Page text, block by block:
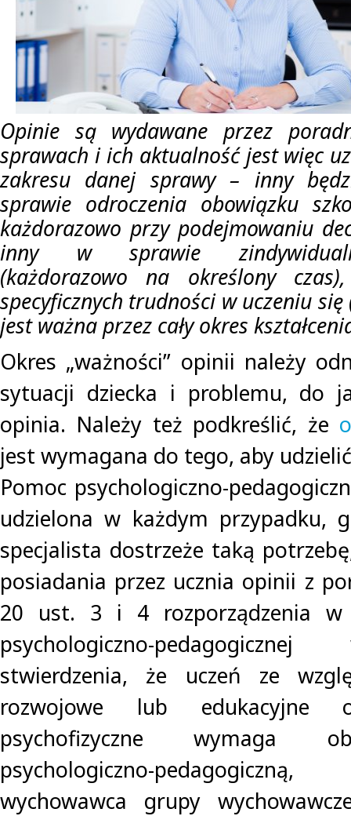
Opinie są wydawane przez
sprawach i ich aktualność jest więc
zakresu danej sprawy – inny
sprawie odroczenia obowiązku
każdorazowo przy podejmowaniu
inny w sprawie
(każdorazowo na określony
specyficznych trudności w uczeniu
jest ważna przez cały okres
Okres „ważności” opinii należy
sytuacji dziecka i problemu, do
opinia. Należy też podkreślić, że
jest wymagana do tego, aby
Pomoc psychologiczno-
udzielona w każdym przypadku,
specjalista dostrzeże taką
posiadania przez ucznia opinii z
20 ust. 3 i 4 rozporządzenia w
psychologiczno-
stwierdzenia, że uczeń ze
rozwojowe lub edukacyjne
psychofizyczne wymaga
psychologiczno-
wychowawca grupy